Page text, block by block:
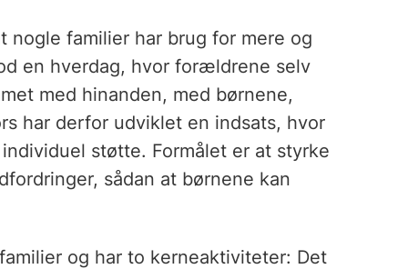
familier har brug for mere og
en hverdag, hvor forældrene selv
med hinanden, med børnene,
har derfor udviklet en indsats, hvor
støtte. Formålet er at styrke
sådan at børnene kan
og har to kerneaktiviteter: Det